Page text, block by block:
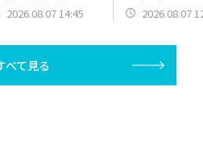
』を試遊展示
2026.08.07 14:45
JAPAN2026」
2026.08.07
べて見る